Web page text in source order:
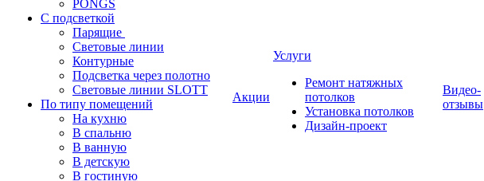
PONGS
С подсветкой
Парящие
Световые линии
Контурные
Подсветка через полотно
Световые линии SLOTT
По типу помещений
На кухню
В спальню
В ванную
В детскую
В гостиную
Акции
Услуги
Ремонт натяжных
потолков
Установка потолков
Дизайн-проект
Видео-
отзывы